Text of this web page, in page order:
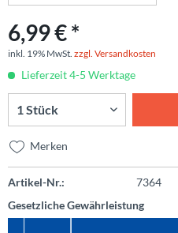
6,99 € *
inkl. 19% MwSt. zzgl. Versandkosten
Lieferzeit 4-5 Werktage
Merken
Artikel-Nr.:
7364
Gesetzliche Gewährleistung